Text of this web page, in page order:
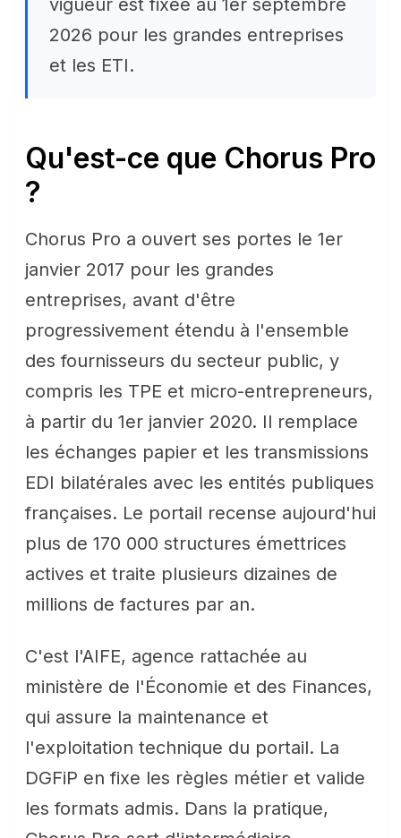
vigueur est fixée au 1er septembre
2026 pour les grandes entreprises
et les ETI.
Qu'est-ce que Chorus Pro
?
Chorus Pro a ouvert ses portes le 1er
janvier 2017 pour les grandes
entreprises, avant d'être
progressivement étendu à l'ensemble
des fournisseurs du secteur public, y
compris les TPE et micro-entrepreneurs,
à partir du 1er janvier 2020. Il remplace
les échanges papier et les transmissions
EDI bilatérales avec les entités publiques
françaises. Le portail recense aujourd'hui
plus de 170 000 structures émettrices
actives et traite plusieurs dizaines de
millions de factures par an.
C'est l'AIFE, agence rattachée au
ministère de l'Économie et des Finances,
qui assure la maintenance et
l'exploitation technique du portail. La
DGFiP en fixe les règles métier et valide
les formats admis. Dans la pratique,